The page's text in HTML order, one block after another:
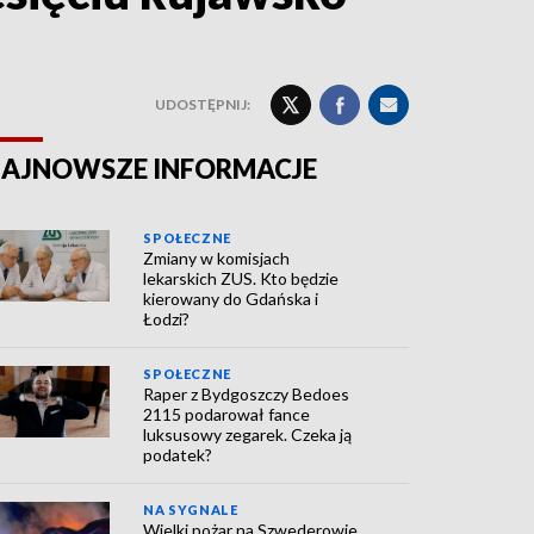
UDOSTĘPNIJ:
INFORMACJE
SPOŁECZNE
Zmiany w komisjach
lekarskich ZUS. Kto będzie
kierowany do Gdańska i
Łodzi?
SPOŁECZNE
Raper z Bydgoszczy Bedoes
2115 podarował fance
luksusowy zegarek. Czeka ją
podatek?
NA SYGNALE
Wielki pożar na Szwederowie